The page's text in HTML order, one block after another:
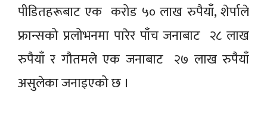
पीडितहरूबाट एक करोड ५० लाख रुपैयाँ, शेर्पाले
फ्रान्सको प्रलोभनमा पारेर पाँच जनाबाट २८ लाख
रुपैयाँ र गौतमले एक जनाबाट २७ लाख रुपैयाँ
असुलेका जनाइएको छ ।